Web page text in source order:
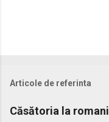
Articole de referinta
Căsătoria la romani